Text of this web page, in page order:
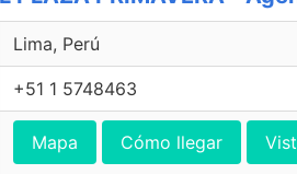
Lima, Perú
+51 1 5748463
Mapa Cómo llegar